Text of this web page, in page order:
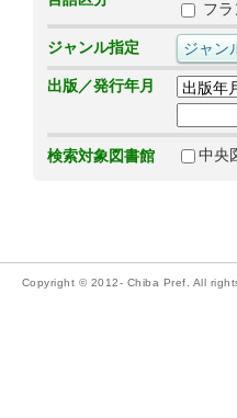
フ
ジャンル指定
出版／発行年月
検索対象図書館 中央
Copyright © 2012- Chiba Pref. All